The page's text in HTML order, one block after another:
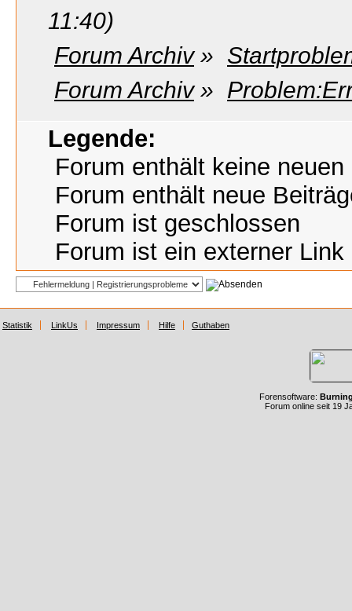
11:40)
Forum Archiv»
Forum Archiv»
Legende:
Forum enthält keine neuen
Forum enthält neue
Forum ist geschlossen
Forum ist ein externer Link
Statistik LinkUs Impressum Hilfe Guthaben
Forensoftware:
Forum online seit 19